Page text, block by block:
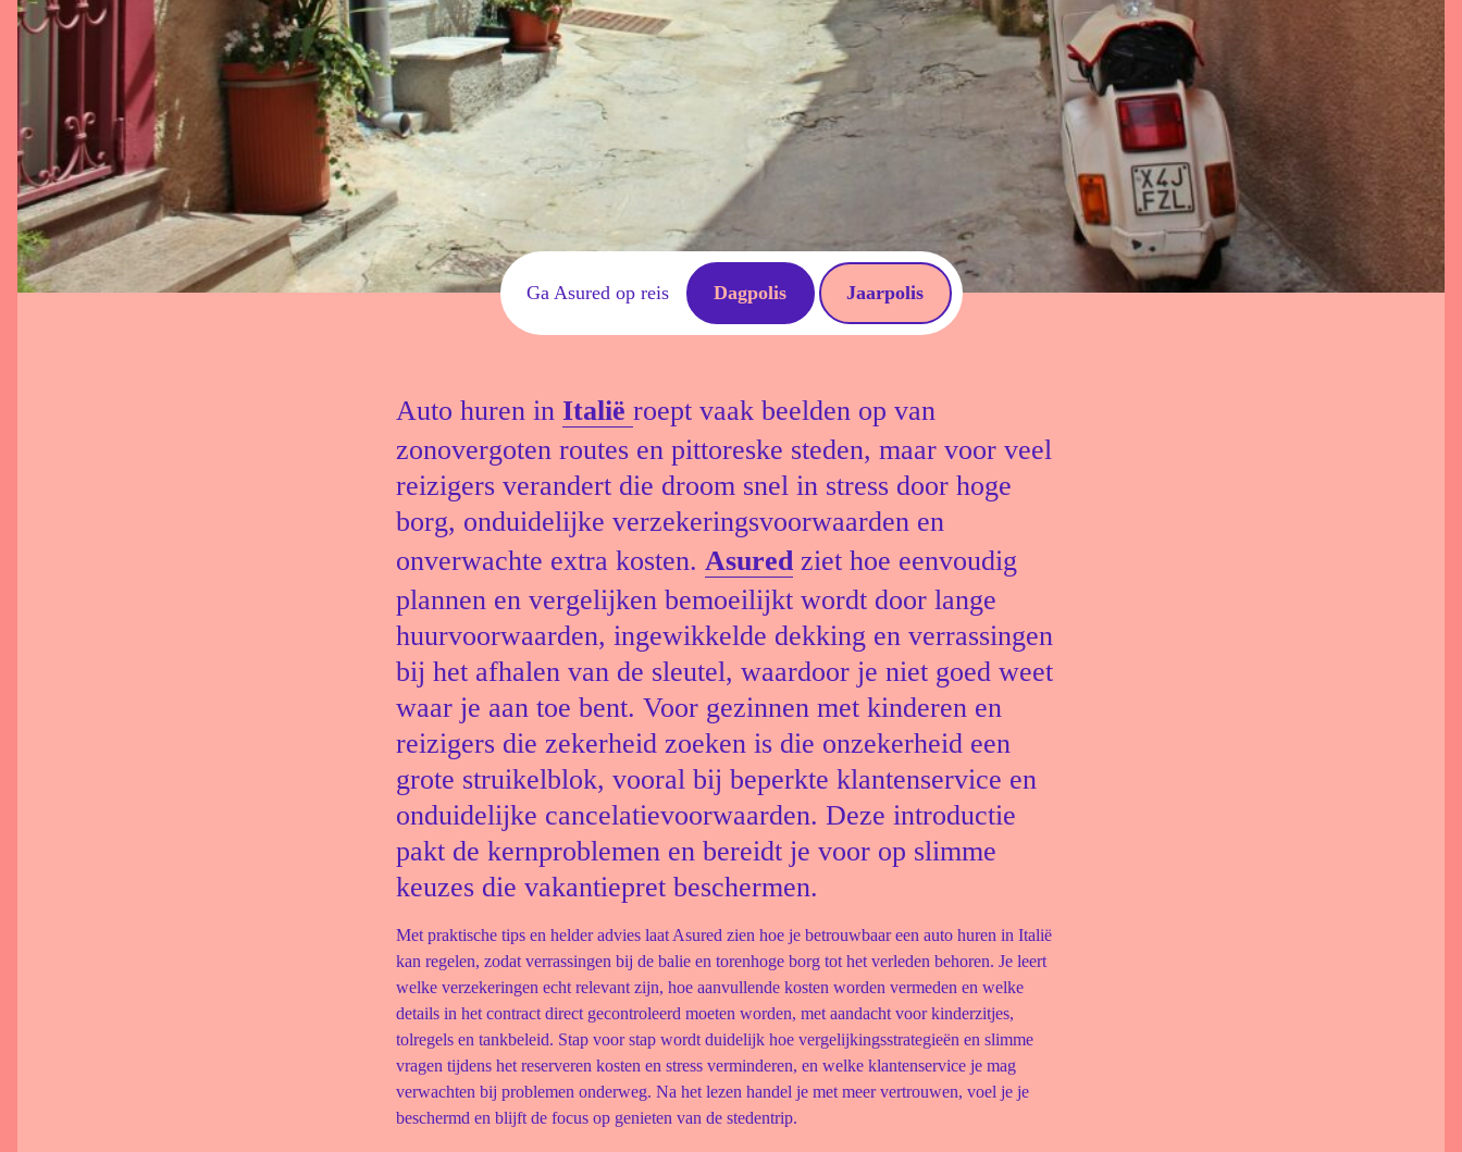
Ga Asured op reis Dagpolis Jaarpolis
Auto huren in Italië roept vaak beelden op van
zonovergoten routes en pittoreske steden, maar voor veel
reizigers verandert die droom snel in stress door hoge
borg, onduidelijke verzekeringsvoorwaarden en
onverwachte extra kosten. Asured ziet hoe eenvoudig
plannen en vergelijken bemoeilijkt wordt door lange
huurvoorwaarden, ingewikkelde dekking en verrassingen
bij het afhalen van de sleutel, waardoor je niet goed weet
waar je aan toe bent. Voor gezinnen met kinderen en
reizigers die zekerheid zoeken is die onzekerheid een
grote struikelblok, vooral bij beperkte klantenservice en
onduidelijke cancelatievoorwaarden. Deze introductie
pakt de kernproblemen en bereidt je voor op slimme
keuzes die vakantiepret beschermen.
Met praktische tips en helder advies laat Asured zien hoe je betrouwbaar een auto huren in Italië
kan regelen, zodat verrassingen bij de balie en torenhoge borg tot het verleden behoren. Je leert
welke verzekeringen echt relevant zijn, hoe aanvullende kosten worden vermeden en welke
details in het contract direct gecontroleerd moeten worden, met aandacht voor kinderzitjes,
tolregels en tankbeleid. Stap voor stap wordt duidelijk hoe vergelijkingsstrategieën en slimme
vragen tijdens het reserveren kosten en stress verminderen, en welke klantenservice je mag
verwachten bij problemen onderweg. Na het lezen handel je met meer vertrouwen, voel je je
beschermd en blijft de focus op genieten van de stedentrip.